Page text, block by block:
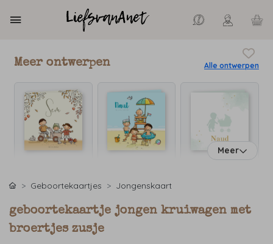
Meer ontwerpen Alle ontwerpen
Meer
Geboortekaartjes Jongenskaart
geboortekaartje jongen kruiwagen met
broertjes zusje